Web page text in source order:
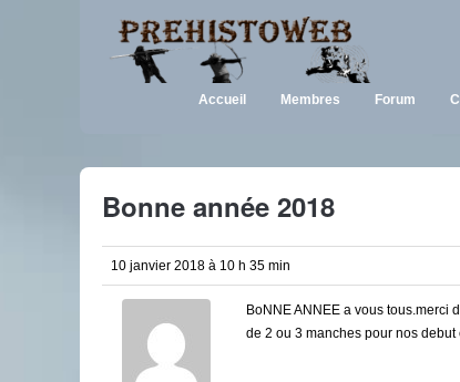
Accueil Membres Forum
Bonne année 2018
10 janvier 2018 à 10 h 35 min
BoNNE ANNEE a vous tous.merci
de 2 ou 3 manches pour nos